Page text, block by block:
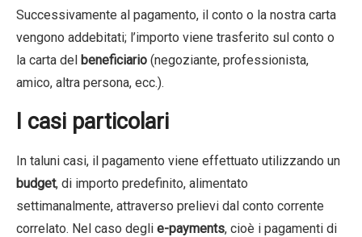
Successivamente al pagamento, il conto o la nostra carta
vengono addebitati; l’importo viene trasferito sul conto o
la carta del beneficiario (negoziante, professionista,
amico, altra persona, ecc.).
I casi particolari
In taluni casi, il pagamento viene effettuato utilizzando un
budget, di importo predefinito, alimentato
settimanalmente, attraverso prelievi dal conto corrente
correlato. Nel caso degli e-payments, cioè i pagamenti di